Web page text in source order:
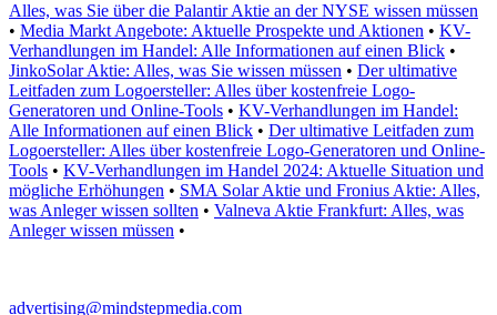
Alles, was Sie über die Palantir Aktie an der NYSE wissen müssen
• Media Markt Angebote: Aktuelle Prospekte und Aktionen • KV-
Verhandlungen im Handel: Alle Informationen auf einen Blick •
JinkoSolar Aktie: Alles, was Sie wissen müssen • Der ultimative
Leitfaden zum Logoersteller: Alles über kostenfreie Logo-
Generatoren und Online-Tools • KV-Verhandlungen im Handel:
Alle Informationen auf einen Blick • Der ultimative Leitfaden zum
Logoersteller: Alles über kostenfreie Logo-Generatoren und Online-
Tools • KV-Verhandlungen im Handel 2024: Aktuelle Situation und
mögliche Erhöhungen • SMA Solar Aktie und Fronius Aktie: Alles,
was Anleger wissen sollten • Valneva Aktie Frankfurt: Alles, was
Anleger wissen müssen •
advertising@mindstepmedia.com